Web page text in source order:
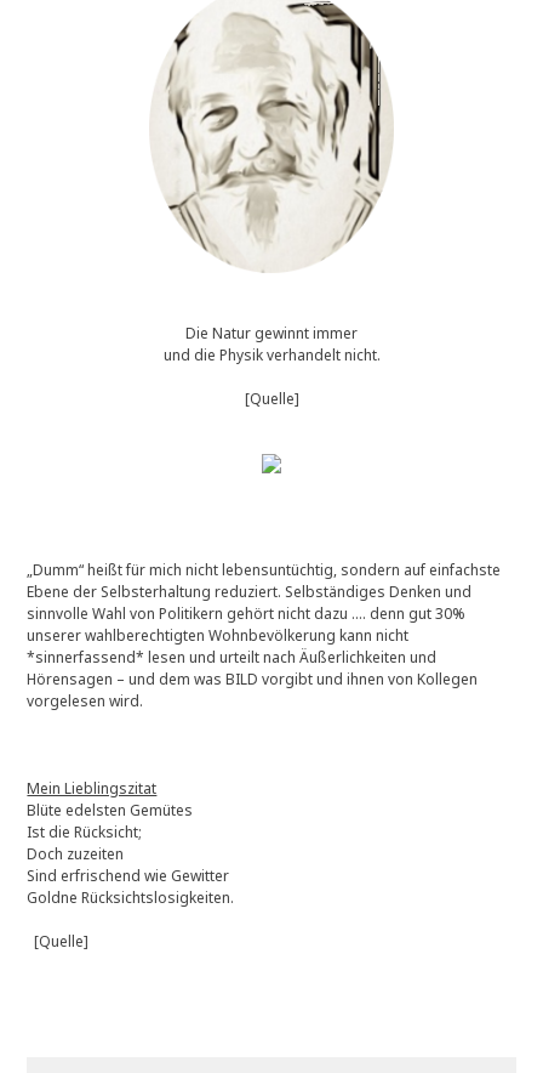
Die Natur gewinnt immer
und die Physik verhandelt nicht.
[Quelle]
„Dumm“ heißt für mich nicht lebensuntüchtig, sondern auf einfachste
Ebene der Selbsterhaltung reduziert. Selbständiges Denken und
sinnvolle Wahl von Politikern gehört nicht dazu …. denn gut 30%
unserer wahlberechtigten Wohnbevölkerung kann nicht
*sinnerfassend* lesen und urteilt nach Äußerlichkeiten und
Hörensagen – und dem was BILD vorgibt und ihnen von Kollegen
vorgelesen wird.
Mein Lieblingszitat
Blüte edelsten Gemütes
Ist die Rücksicht;
Doch zuzeiten
Sind erfrischend wie Gewitter
Goldne Rücksichtslosigkeiten.
[Quelle]